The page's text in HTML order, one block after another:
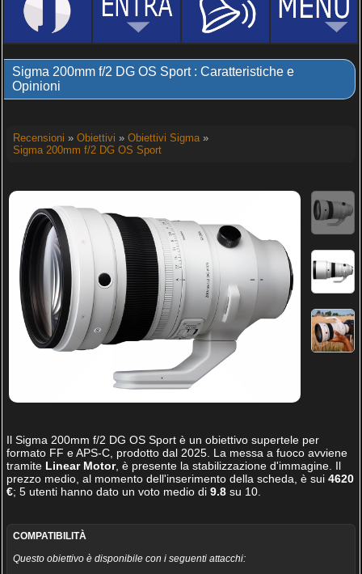
Sigma 200mm f/2 DG OS Sport : Caratteristiche e
Opinioni
Recensioni » Obiettivi » Obiettivi Sigma»
Sigma 200mm f/2 DG OS Sport
Il Sigma 200mm f/2 DG OS Sportè un obiettivo supertele per
formato FF e APS-C, prodotto dal 2025. La messa a fuoco avviene
tramite Linear Motor, è presente la stabilizzazione d'immagine. Il
prezzo medio, al momento dell'inserimento della scheda, è sui 4620
€; 5utenti hanno dato un voto medio di 9.8su 10.
COMPATIBILITÀ
Questo obiettivo è disponibile con i seguenti attacchi: